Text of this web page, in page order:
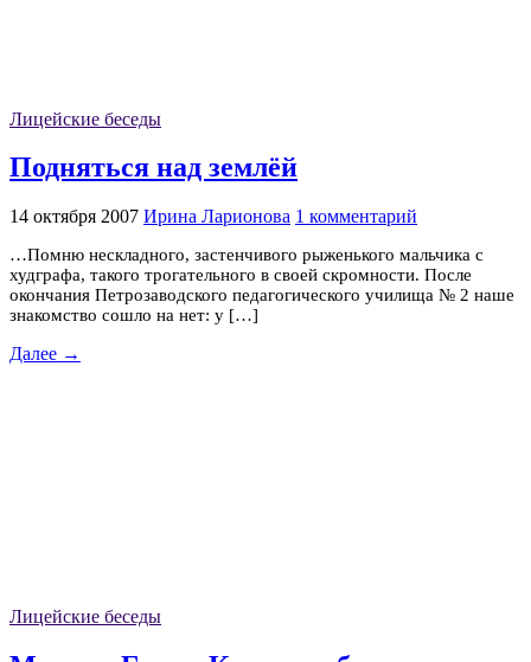
Лицейские беседы
Подняться над землёй
14 октября 2007 Ирина Ларионова 1 комментарий
…Помню нескладного, застенчивого рыженького мальчика с
худграфа, такого трогательного в своей скромности. После
окончания Петрозаводского педагогического училища № 2 наше
знакомство сошло на нет: у […]
Далее →
Лицейские беседы